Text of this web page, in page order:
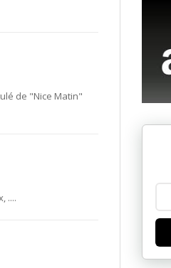
de "Nice Matin"
....